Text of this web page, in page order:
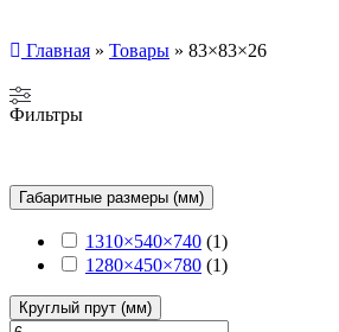
Главная » Товары » 83×83×26
Фильтры
Габаритные размеры (мм)
1310×540×740 (1)
1280×450×780 (1)
Круглый прут (мм)